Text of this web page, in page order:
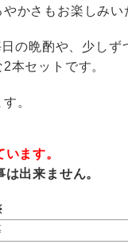
かさもお楽しみ
の晩酌や、少し
本セットです。
。
ます。
出来ません。